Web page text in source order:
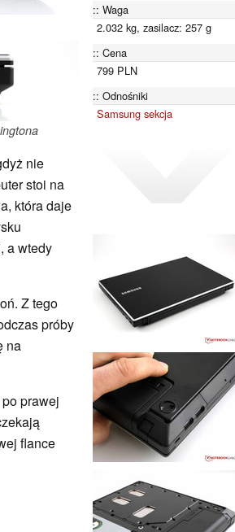
nie
stoi na
która daje
a wtedy
Z tego
próby
na
prawej
flance
Waga
2.032 kg, zasilacz: 257 g
Cena
799 PLN
Odnośniki
Samsung sekcja